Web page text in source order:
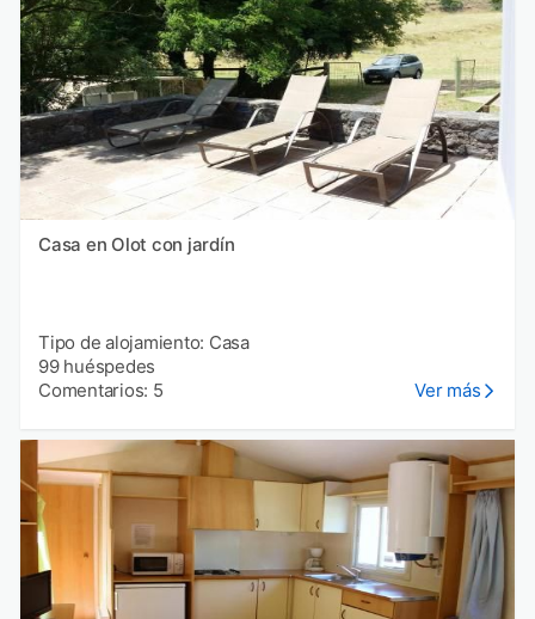
Casa en Olot con jardín
Tipo de alojamiento: Casa
99 huéspedes
Comentarios: 5
Ver más